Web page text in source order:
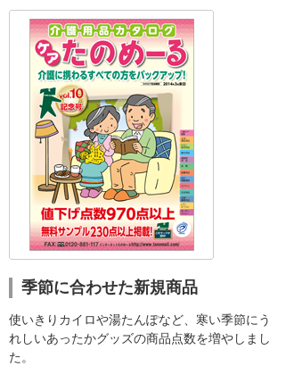
季節に合わせた新規商品
使いきりカイロや湯たんぽなど、寒い季節にう
れしいあったかグッズの商品点数を増やしまし
た。